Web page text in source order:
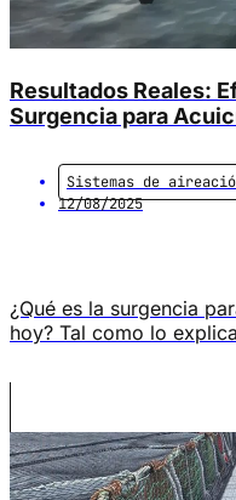
Resultados Reales:
Surgencia para
Sistemas de
12/08/2025
¿Qué es la surgencia
hoy? Tal como lo
aguas profundas se
concentración de
aguas superficiales, […]